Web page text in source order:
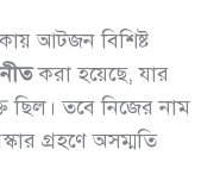
আটজন বিশিষ্ট
করা হয়েছে, যার
ছিল। তবে নিজের নাম
গ্রহণে অসম্মতি